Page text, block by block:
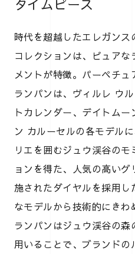
タイムピース
時代を超越したエレガン
コレクションは、ピュア
メントが特徴。パーペチ
ランパンは、ヴィルレ ウ
トカレンダー、デイトム
ン カルーセルの各モデル
リエを囲むジュウ渓谷の
ョンを得た、人気の高い
施されたダイヤルを採用
なモデルから技術的にき
ランパンはジュウ渓谷の
用いることで、ブランド